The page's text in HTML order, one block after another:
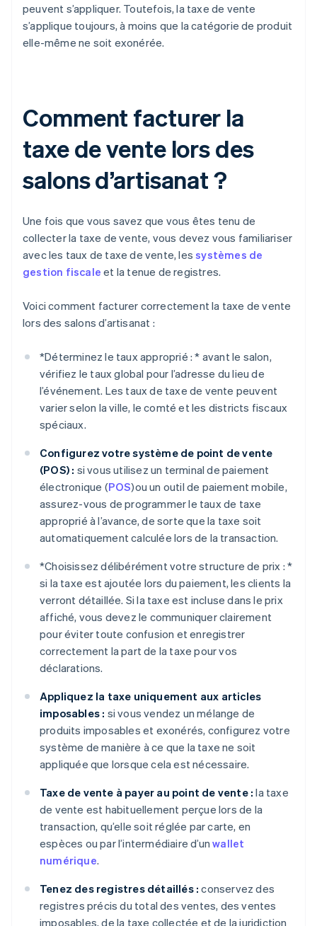
peuvent s’appliquer. Toutefois, la taxe de vente
s’applique toujours, à moins que la catégorie de produit
elle-même ne soit exonérée.
Comment facturer la
taxe de vente lors des
salons d’artisanat ?
Une fois que vous savez que vous êtes tenu de
collecter la taxe de vente, vous devez vous familiariser
avec les taux de taxe de vente, lessystèmes de
gestion fiscale et la tenue de registres.
Voici comment facturer correctement la taxe de vente
lors des salons d’artisanat :
*Déterminez le taux approprié : * avant le salon,
vérifiez le taux global pour l’adresse du lieu de
l’événement. Les taux de taxe de vente peuvent
varier selon la ville, le comté et les districts fiscaux
spéciaux.
Configurez votre système de point de vente
(POS) : si vous utilisez un terminal de paiement
électronique (POS)ou un outil de paiement mobile,
assurez-vous de programmer le taux de taxe
approprié à l’avance, de sorte que la taxe soit
automatiquement calculée lors de la transaction.
*Choisissez délibérément votre structure de prix : *
si la taxe est ajoutée lors du paiement, les clients la
verront détaillée. Si la taxe est incluse dans le prix
affiché, vous devez le communiquer clairement
pour éviter toute confusion et enregistrer
correctement la part de la taxe pour vos
déclarations.
Appliquez la taxe uniquement aux articles
imposables : si vous vendez un mélange de
produits imposables et exonérés, configurez votre
système de manière à ce que la taxe ne soit
appliquée que lorsque cela est nécessaire.
Taxe de vente à payer au point de vente : la taxe
de vente est habituellement perçue lors de la
transaction, qu’elle soit réglée par carte, en
espèces ou par l’intermédiaire d’unwallet
numérique.
Tenez des registres détaillés : conservez des
registres précis du total des ventes, des ventes
imposables, de la taxe collectée et de la juridiction